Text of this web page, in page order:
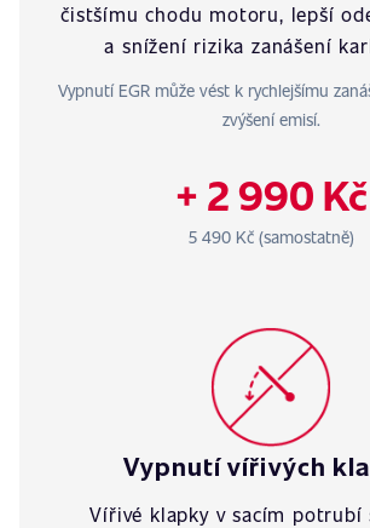
čistšímu chodu motoru, lepší
a snížení rizika zanášení
Vypnutí EGR může vést k rychlejšímu
zvýšení emisí.
+ 2 990 Kč
5 490 Kč (samostatně)
Vypnutí vířivých
Vířivé klapky v sacím potrubí